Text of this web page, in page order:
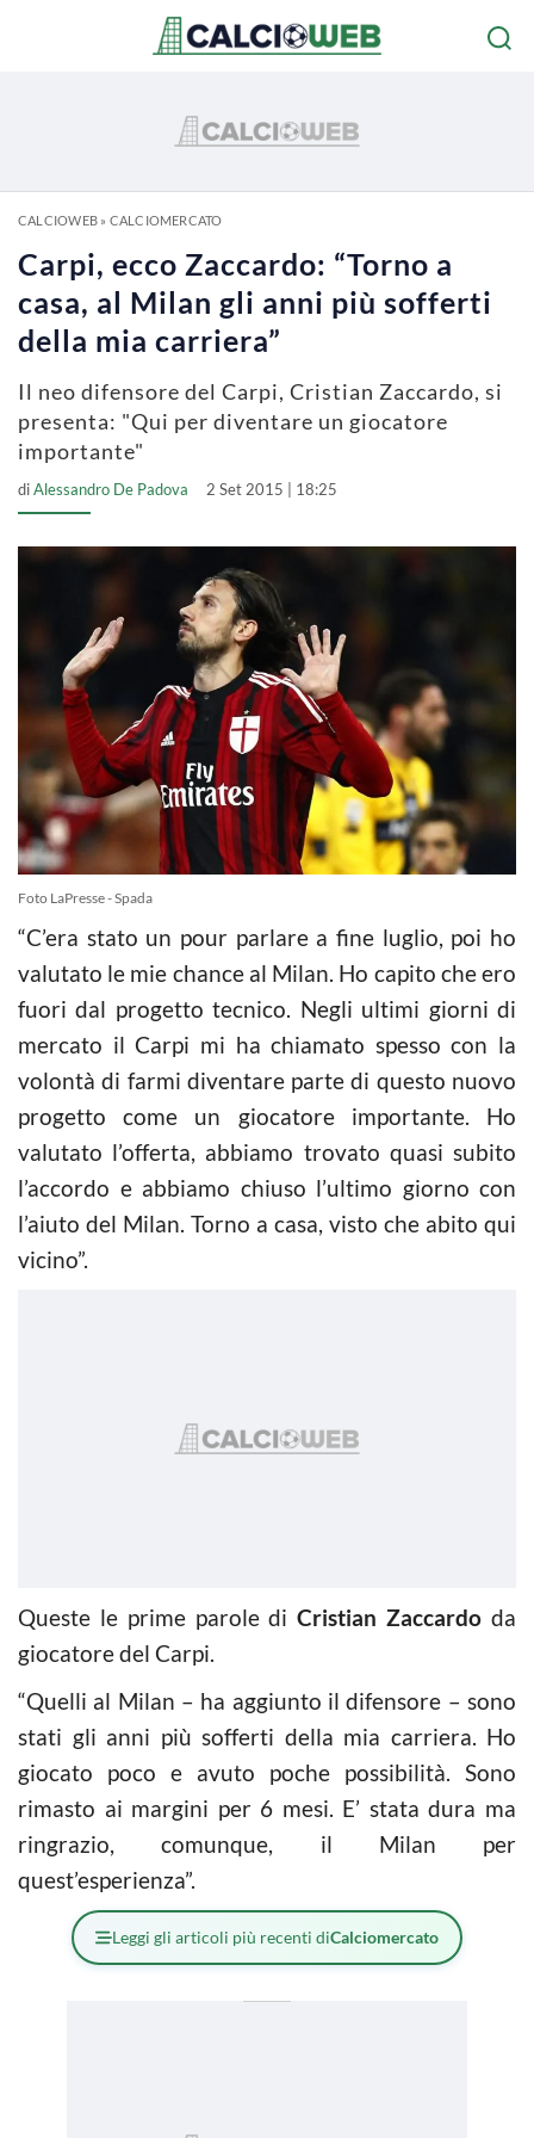
CALCIOWEB» CALCIOMERCATO
Carpi, ecco Zaccardo: “Torno a
casa, al Milan gli anni più sofferti
della mia carriera”
Il neo difensore del Carpi, Cristian Zaccardo, si
presenta: "Qui per diventare un giocatore
importante"
diAlessandro De Padova 2 Set 2015 | 18:25
Foto LaPresse - Spada
“C’era stato un pour parlare a fine luglio, poi ho
valutato le mie chance al Milan. Ho capito che ero
fuori dal progetto tecnico. Negli ultimi giorni di
mercato il Carpi mi ha chiamato spesso con la
volontà di farmi diventare parte di questo nuovo
progetto come un giocatore importante. Ho
valutato l’offerta, abbiamo trovato quasi subito
l’accordo e abbiamo chiuso l’ultimo giorno con
l’aiuto del Milan. Torno a casa, visto che abito qui
vicino”.
Queste le prime parole diCristian Zaccardo da
giocatore del Carpi.
“Quelli al Milan – ha aggiunto il difensore – sono
stati gli anni più sofferti della mia carriera. Ho
giocato poco e avuto poche possibilità. Sono
rimasto ai margini per 6 mesi. E’ stata dura ma
ringrazio, comunque, il Milan per
quest’esperienza”.
Leggi gli articoli più recenti diCalciomercato